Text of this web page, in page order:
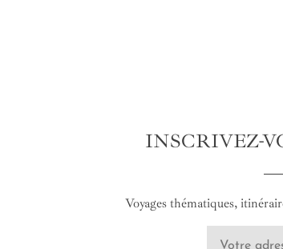
INSCRIVEZ-
Voyages thématiques,